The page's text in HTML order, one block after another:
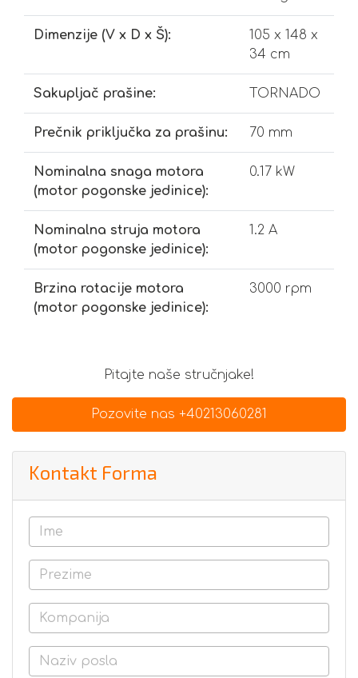
Dimenzije (V x D x Š):
105 x 148 x
34 cm
Sakupljač prašine: TORNADO
Prečnik priključka za prašinu: 70 mm
Nominalna snaga motora
(motor pogonske jedinice):
0.17 kW
Nominalna struja motora
(motor pogonske jedinice):
1.2 A
Brzina rotacije motora
(motor pogonske jedinice):
3000 rpm
Pitajte naše stručnjake!
Pozovite nas +40213060281
Kontakt Forma